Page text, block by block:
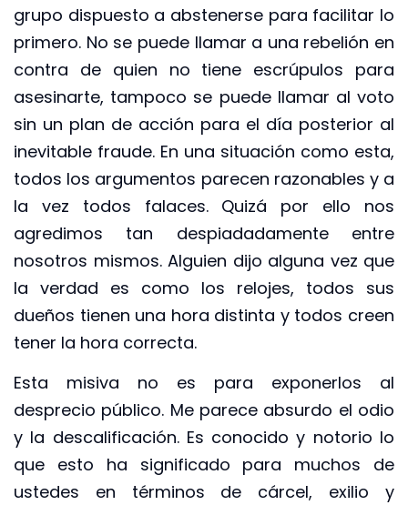
grupo dispuesto a abstenerse para facilitar lo
primero. No se puede llamar a una rebelión en
contra de quien no tiene escrúpulos para
asesinarte, tampoco se puede llamar al voto
sin un plan de acción para el día posterior al
inevitable fraude. En una situación como esta,
todos los argumentos parecen razonables y a
la vez todos falaces. Quizá por ello nos
agredimos tan despiadadamente entre
nosotros mismos. Alguien dijo alguna vez que
la verdad es como los relojes, todos sus
dueños tienen una hora distinta y todos creen
tener la hora correcta.
Esta misiva no es para exponerlos al
desprecio público. Me parece absurdo el odio
y la descalificación. Es conocido y notorio lo
que esto ha significado para muchos de
ustedes en términos de cárcel, exilio y